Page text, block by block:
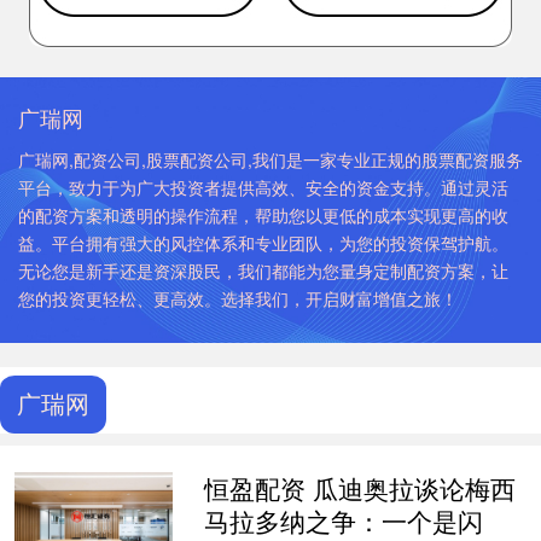
广瑞网
广瑞网,配资公司,股票配资公司,我们是一家专业正规的股票配资服务
平台，致力于为广大投资者提供高效、安全的资金支持。通过灵活
的配资方案和透明的操作流程，帮助您以更低的成本实现更高的收
益。平台拥有强大的风控体系和专业团队，为您的投资保驾护航。
无论您是新手还是资深股民，我们都能为您量身定制配资方案，让
您的投资更轻松、更高效。选择我们，开启财富增值之旅！
广瑞网
恒盈配资 瓜迪奥拉谈论梅西
马拉多纳之争：一个是闪